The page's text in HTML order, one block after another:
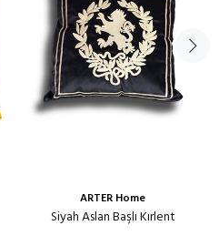
ARTER Home
Siyah Aslan Başlı Kırlent